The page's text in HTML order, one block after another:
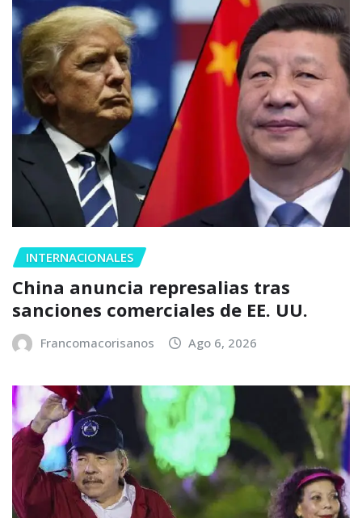
INTERNACIONALES
China anuncia represalias tras
sanciones comerciales de EE. UU.
Francomacorisanos Ago 6, 2026